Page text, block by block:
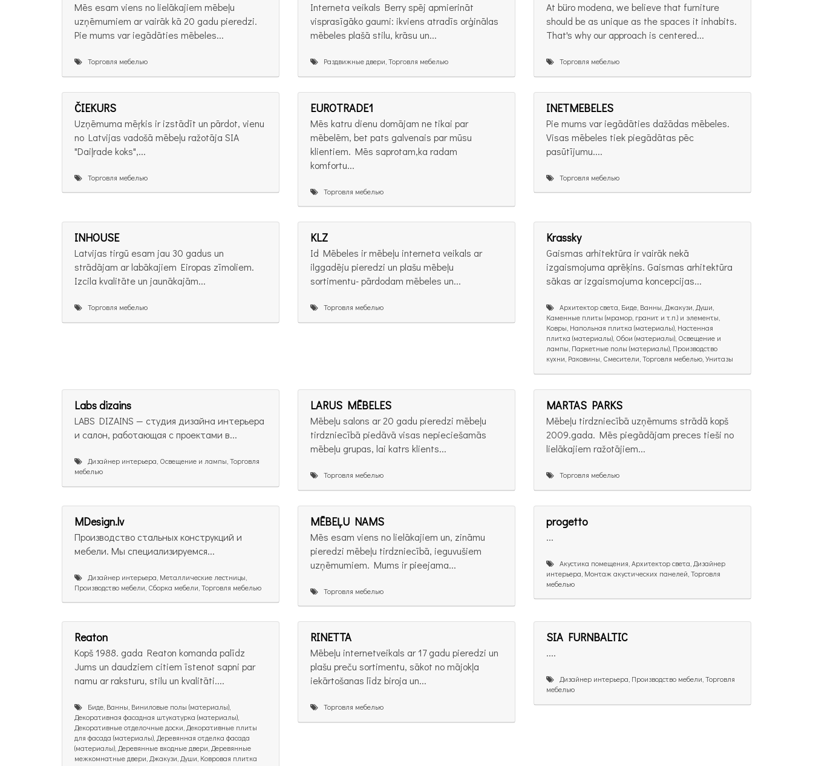
Mēs esam viens no lielākajiem mēbeļu
uzņēmumiem ar vairāk kā 20 gadu pieredzi.
Pie mums var iegādāties mēbeles...
Торговля мебелью
Interneta veikals Berry spēj apmierināt
visprasīgāko gaumi: ikviens atradīs orģinālas
mēbeles plašā stilu, krāsu un...
Раздвижные двери, Торговля мебелью
At büro modena, we believe that furniture
should be as unique as the spaces it inhabits.
That's why our approach is centered...
Торговля мебелью
ČIEKURS
Uzņēmuma mēŗkis ir izstādīt un pārdot, vienu
no Latvijas vadošā mēbeļu ražotāja SIA
"Daiļrade koks",...
Торговля мебелью
EUROTRADE1
Mēs katru dienu domājam ne tikai par
mēbelēm, bet pats galvenais par mūsu
klientiem. Mēs saprotam,ka radam
komfortu...
Торговля мебелью
INETMEBELES
Pie mums var iegādāties dažādas mēbeles.
Visas mēbeles tiek piegādātas pēc
pasūtījumu....
Торговля мебелью
INHOUSE
Latvijas tirgū esam jau 30 gadus un
strādājam ar labākajiem Eiropas zīmoliem.
Izcila kvalitāte un jaunākajām...
Торговля мебелью
KLZ
Id Mēbeles ir mēbeļu interneta veikals ar
ilggadēju pieredzi un plašu mēbeļu
sortimentu- pārdodam mēbeles un...
Торговля мебелью
Krassky
Gaismas arhitektūra ir vairāk nekā
izgaismojuma aprēķins. Gaismas arhitektūra
sākas ar izgaismojuma koncepcijas...
Архитектор света, Биде, Ванны, Джакузи, Души,
Каменные плиты (мрамор, гранит и т.п.) и элементы,
Ковры, Напольная плитка (материалы), Настенная
плитка (материалы), Обои (материалы), Освещение и
лампы, Паркетные полы (материалы), Производство
кухни, Раковины, Смесители, Торговля мебелью, Унитазы
Labs dizains
LABS DIZAINS — студия дизайна интерьера
и салон, работающая с проектами в...
Дизайнер интерьера, Освещение и лампы, Торговля
мебелью
LARUS MĒBELES
Mēbeļu salons ar 20 gadu pieredzi mēbeļu
tirdzniecībā piedāvā visas nepieciešamās
mēbeļu grupas, lai katrs klients...
Торговля мебелью
MARTAS PARKS
Mēbeļu tirdzniecībā uzņēmums strādā kopš
2009.gada. Mēs piegādājam preces tieši no
lielākajiem ražotājiem...
Торговля мебелью
MDesign.lv
Производство стальных конструкций и
мебели. Мы специализируемся...
Дизайнер интерьера, Металлические лестницы,
Производство мебели, Сборка мебели, Торговля мебелью
MĒBEĻU NAMS
Mēs esam viens no lielākajiem un, zināmu
pieredzi mēbeļu tirdzniecībā, ieguvušiem
uzņēmumiem. Mums ir pieejama...
Торговля мебелью
progetto
...
Акустика помещения, Архитектор света, Дизайнер
интерьера, Монтаж акустических панелей, Торговля
мебелью
Reaton
Kopš 1988. gada Reaton komanda palīdz
Jums un daudziem citiem īstenot sapni par
namu ar raksturu, stilu un kvalitāti....
Биде, Ванны, Виниловые полы (материалы),
Декоративная фасадная штукатурка (материалы),
Декоративные отделочные доски, Декоративные плиты
для фасада (материалы), Деревянная отделка фасада
(материалы), Деревянные входные двери, Деревянные
межкомнатные двери, Джакузи, Души, Ковровая плитка
RINETTA
Mēbeļu internetveikals ar 17 gadu pieredzi un
plašu preču sortimentu, sākot no mājokļa
iekārtošanas līdz biroja un...
Торговля мебелью
SIA FURNBALTIC
....
Дизайнер интерьера, Производство мебели, Торговля
мебелью